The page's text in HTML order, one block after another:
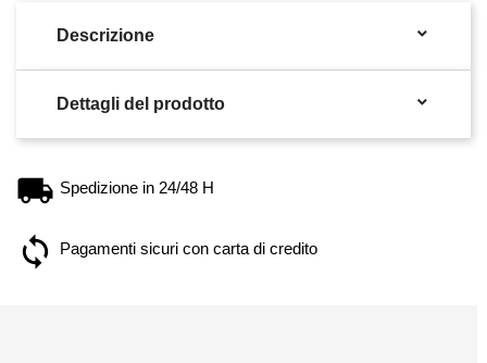
Descrizione 
Dettagli del prodotto 
Spedizione in 24/48 H
Pagamenti sicuri con carta di credito